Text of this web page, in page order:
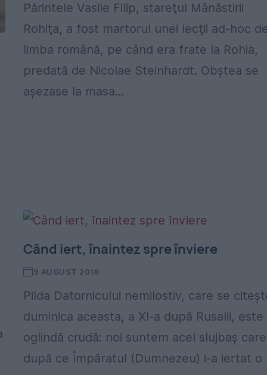
Părintele Vasile Filip, stareţul Mânăstirii
Rohiţa, a fost martorul unei lecţii ad-hoc
limba română, pe când era frate la Rohia,
predată de Nicolae Steinhardt. Obştea se
aşezase la masa...
Când iert, înaintez spre înviere
9 AUGUST 2018
Pilda Datornicului nemilostiv, care se
duminica aceasta, a XI-a după Rusalii, este
oglindă crudă: noi suntem acel slujbaș
după ce Împăratul (Dumnezeu) i-a iertat o